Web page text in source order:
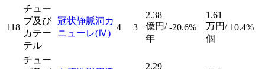
118
チュー
ブ及び
カテー
テル
冠状静脈洞カ
ニューレ(Ⅳ)
4 3
2.38
億円/
年
-20.6%
1.61
万円/
個
10.4%
チュー
2.29